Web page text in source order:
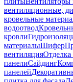
вентиляционные,
кровельные
водоотвод
кровли
материалыШифер
вентиляцияОтделка
панелиСайдинг
панелей